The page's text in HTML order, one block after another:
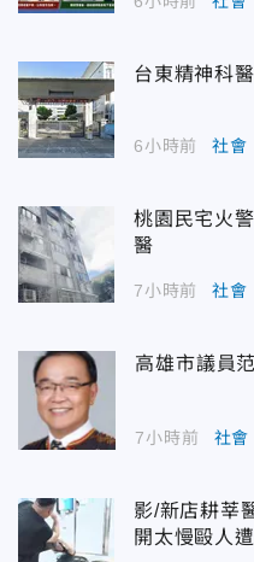
台東精神科
6小時前 社會
桃園民宅火
醫
7小時前 社會
高雄市議員
7小時前 社會
影/新店耕莘
開太慢毆人